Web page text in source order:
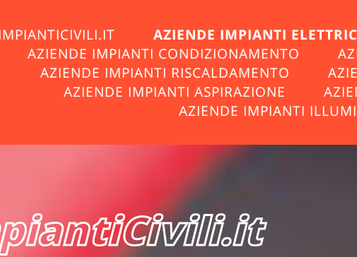
AZIENDE IMPIANTI
AZIENDE IMPIANTI CONDIZIONAMENTO
AZIENDE IMPIANTI RISCALDAMENTO
AZIENDE IMPIANTI ASPIRAZIONE
AZIENDE IMPIANTI